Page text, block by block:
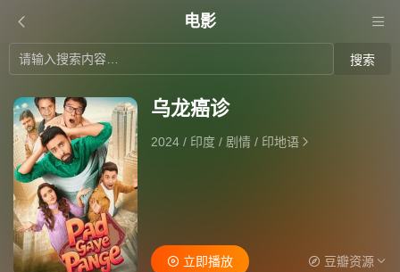
电影
搜索
乌龙癌诊
2024 / 印度 / 剧情/ 印地语
立即播放 豆瓣资源